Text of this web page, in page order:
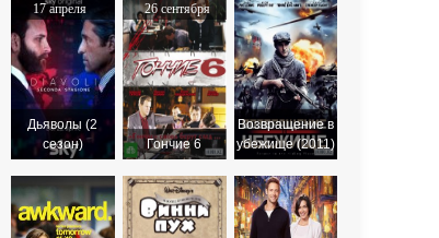
17 апреля
2020
Дьяволы (2
сезон)
26 сентября
2016
Гончие 6
Возвращение в
убежище (2011)